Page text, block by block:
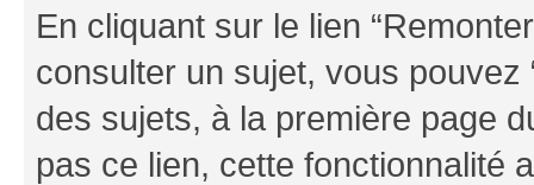
En cliquant sur le lien
consulter un sujet, vous pouvez
des sujets, à la première page
pas ce lien, cette fonctionnalité